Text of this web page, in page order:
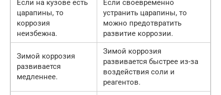
Если на кузове есть
царапины, то
коррозия
неизбежна.
Если своевременно
устранить царапины, то
можно предотвратить
развитие коррозии.
Зимой коррозия
развивается
медленнее.
Зимой коррозия
развивается быстрее из-за
воздействия соли и
реагентов.